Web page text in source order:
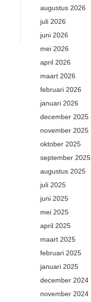
augustus 2026
juli 2026
juni 2026
mei 2026
april 2026
maart 2026
februari 2026
januari 2026
december 2025
november 2025
oktober 2025
september 2025
augustus 2025
juli 2025
juni 2025
mei 2025
april 2025
maart 2025
februari 2025
januari 2025
december 2024
november 2024